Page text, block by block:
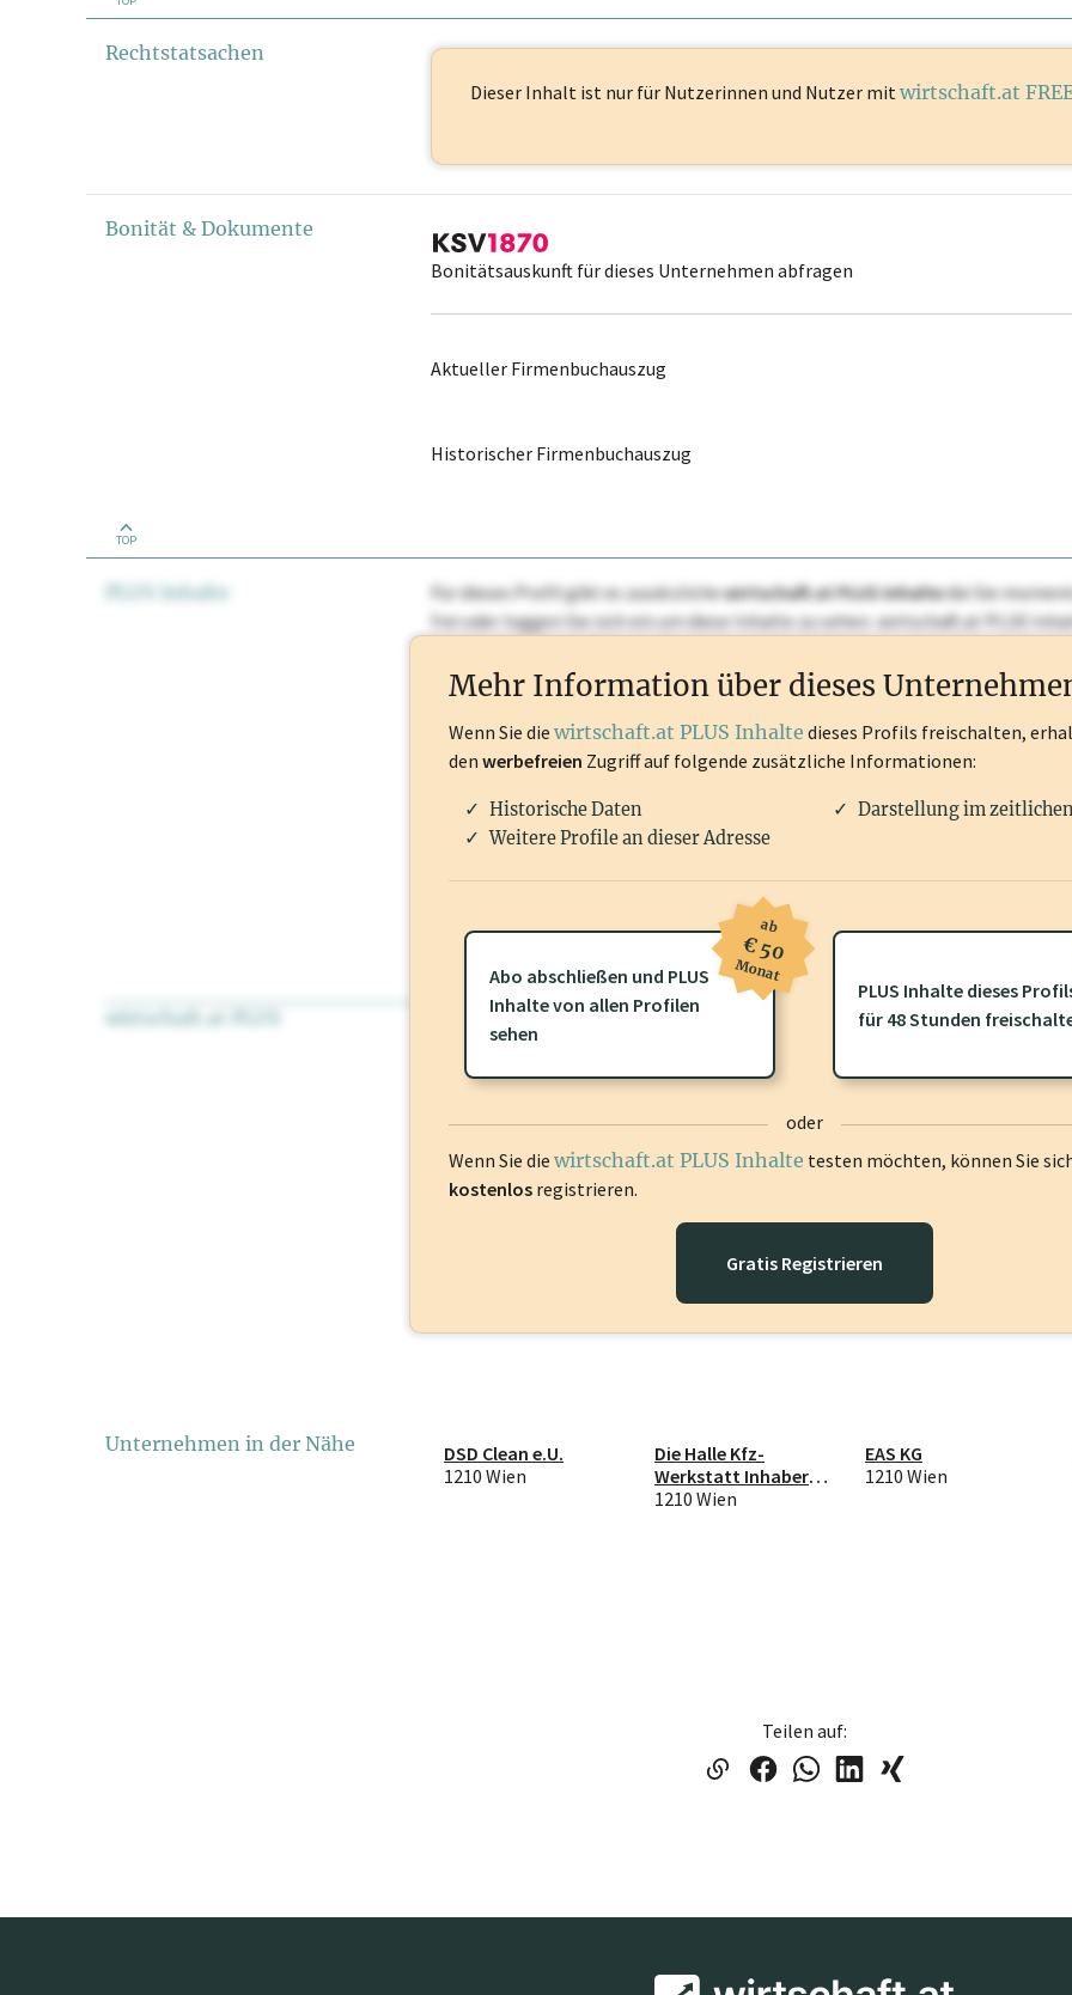
Rechtstatsachen
Dieser Inhalt ist nur für Nutzerinnen und Nutzer mit wirtschaft.at
Bonität & Dokumente
Bonitätsauskunft für dieses Unternehmen abfragen
Aktueller Firmenbuchauszug
Historischer Firmenbuchauszug
TOP
PLUS Inhalte Für dieses Profil gibt es zusätzlichewirtschaft.at PLUS Inhaltedie Sie
frei oder loggen Sie sich ein um diese Inhalte zu sehen. wirtschaft.at PLUS
wirtschaft.at PLUS Für dieses Profil gibt es zusätzliche wirtschaft.at PLUS Inhaltedie Sie
frei oder loggen Sie sich ein um diese Inhalte zu sehen.
Mehr Information über dieses
Wenn Sie die wirtschaft.at PLUS Inhalte dieses Profils freischalten,
den werbefreien Zugriff auf folgende zusätzliche Informationen:
Historische Daten
Darstellung im
Weitere Profile an dieser Adresse
Abo abschließen und PLUS
Inhalte von allen Profilen
sehen
ab
€ 50
Monat
PLUS Inhalte dieses
für 48 Stunden
oder
Wenn Sie die wirtschaft.at PLUS Inhalte testen möchten, können Sie
kostenlos registrieren.
Gratis Registrieren
Unternehmen in der Nähe
DSD Clean e.U.
1210 Wien
Die Halle Kfz-
Werkstatt Inhaber
Marvin Maxa e.U.
1210 Wien
EAS KG
1210 Wien
Teilen auf: